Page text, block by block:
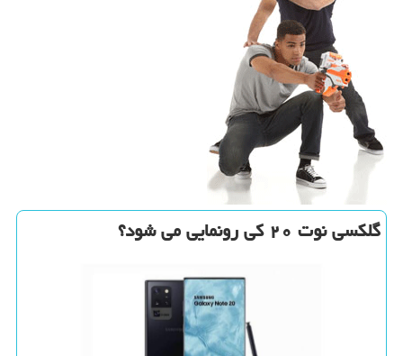
گلكسی نوت ۲۰ كی رونمایی می شود؟